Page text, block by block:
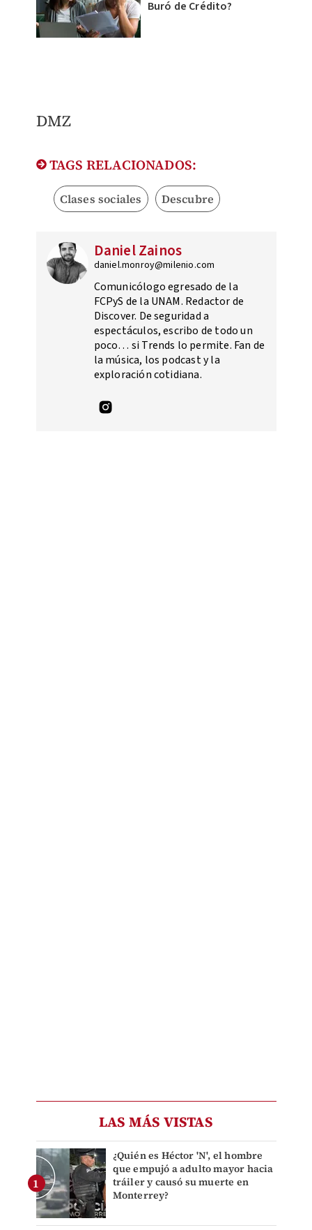
Buró de Crédito?
DMZ
TAGS RELACIONADOS:
Clases sociales Descubre
Daniel Zainos
daniel.monroy@milenio.com
Comunicólogo egresado de la
FCPyS de la UNAM. Redactor de
Discover. De seguridad a
espectáculos, escribo de todo un
poco… si Trends lo permite. Fan de
la música, los podcast y la
exploración cotidiana.
LAS MÁS VISTAS
¿Quién es Héctor 'N', el hombre
que empujó a adulto mayor hacia
tráiler y causó su muerte en
Monterrey?